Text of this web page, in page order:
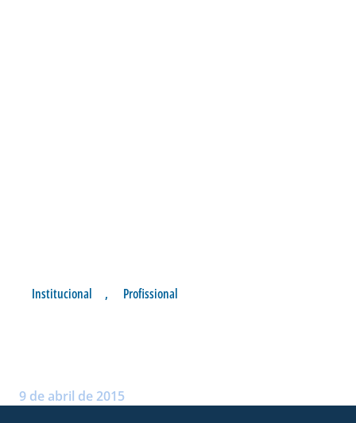
Institucional , Profissional
9 de abril de 2015